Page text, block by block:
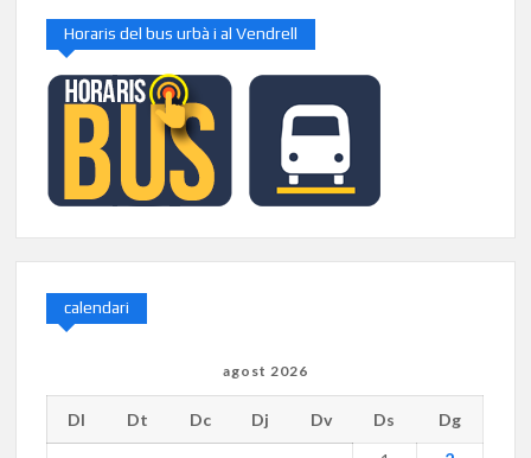
Horaris del bus urbà i al Vendrell
calendari
agost 2026
Dl Dt Dc Dj Dv Ds
Dg